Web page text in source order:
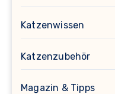
Katzenwissen
Katzenzubehör
Magazin & Tipps